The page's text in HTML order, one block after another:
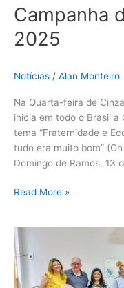
Campanha
2025
Notícias / Alan Monteiro
Na Quarta-feira de
inicia em todo o Brasil a
tema “Fraternidade e
tudo era muito bom”
Domingo de Ramos, 13
Read More »
Arquidiocese
de
Belém
cria